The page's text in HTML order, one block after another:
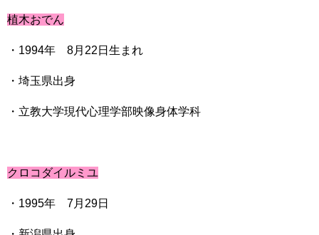
植木おでん
・1994年 8月22日生まれ
・埼玉県出身
・立教大学現代心理学部映像身体学科
クロコダイルミユ
・1995年 7月29日